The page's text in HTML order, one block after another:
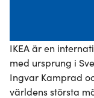
IKEA är en
med ursprung i
Ingvar Kamprad
världens största